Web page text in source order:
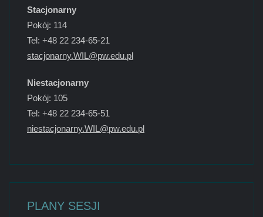
Stacjonarny
Pokój: 114
Tel: +48 22 234-65-21
stacjonarny.WIL@pw.edu.pl
Niestacjonarny
Pokój: 105
Tel: +48 22 234-65-51
niestacjonarny.WIL@pw.edu.pl
PLANY SESJI